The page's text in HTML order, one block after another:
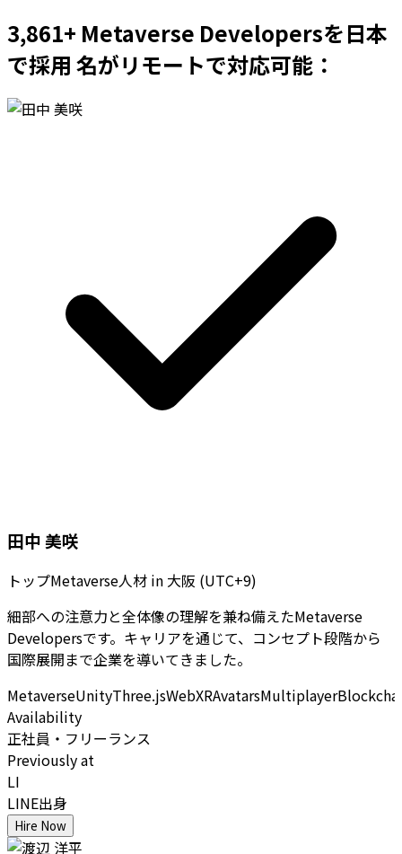
3,861+ Metaverse Developersを日本
で採用 名がリモートで対応可能：
田中 美咲
トップMetaverse人材 in 大阪 (UTC+9)
細部への注意力と全体像の理解を兼ね備えたMetaverse
Developersです。キャリアを通じて、コンセプト段階から
国際展開まで企業を導いてきました。
MetaverseUnityThree.jsWebXRAvatarsMultiplayer
Availability
正社員・フリーランス
Previously at
LI
LINE出身
Hire Now